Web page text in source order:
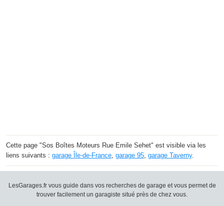
Cette page "Sos Boîtes Moteurs Rue Emile Sehet" est visible via les
liens suivants : garage Île-de-France, garage 95, garage Taverny.
LesGarages.fr vous guide dans vos recherches de garage et vous permet de
trouver facilement un garagiste situé près de chez vous.